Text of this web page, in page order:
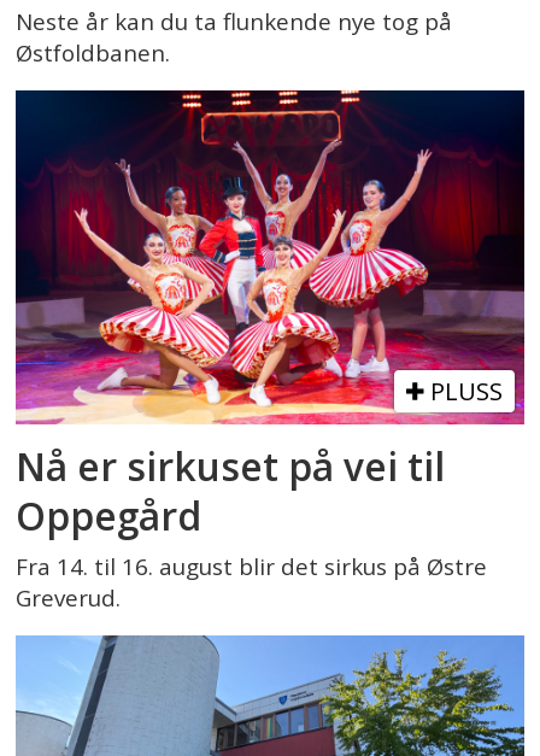
Neste år kan du ta flunkende nye tog på
Østfoldbanen.
PLUSS
Nå er sirkuset på vei til
Oppegård
Fra 14. til 16. august blir det sirkus på Østre
Greverud.